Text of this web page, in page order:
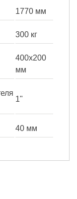
1770 мм
300 кг
400х200
мм
1"
40 мм